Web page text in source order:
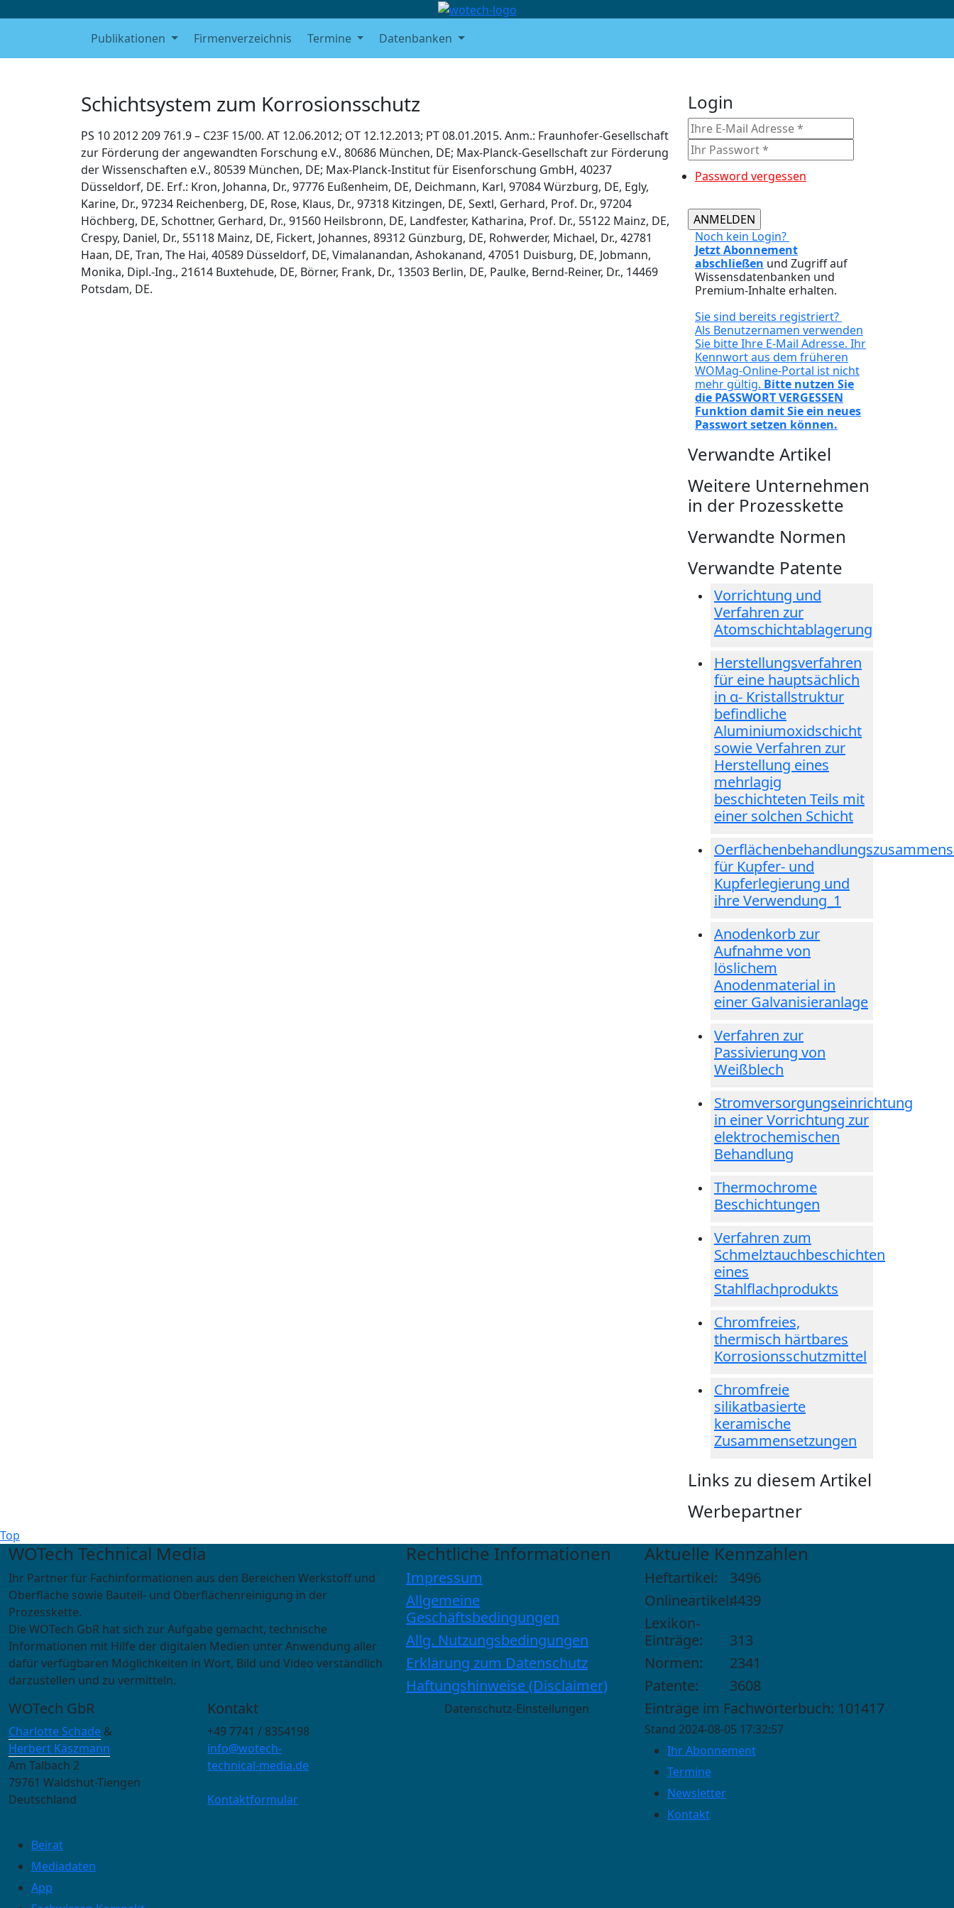
Publikationen Firmenverzeichnis Termine Datenbanken
Schichtsystem zum Korrosionsschutz
PS 10 2012 209 761.9 – C23F 15/00. AT 12.06.2012; OT 12.12.2013; PT 08.01.2015. Anm.: Fraunhofer-Gesellschaft
zur Förderung der angewandten Forschung e.V., 80686 München, DE; Max-Planck-Gesellschaft zur Förderung
der Wissenschaften e.V., 80539 München, DE; Max-Planck-Institut für Eisenforschung GmbH, 40237
Düsseldorf, DE. Erf.: Kron, Johanna, Dr., 97776 Eußenheim, DE, Deichmann, Karl, 97084 Würzburg, DE, Egly,
Karine, Dr., 97234 Reichenberg, DE, Rose, Klaus, Dr., 97318 Kitzingen, DE, Sextl, Gerhard, Prof. Dr., 97204
Höchberg, DE, Schottner, Gerhard, Dr., 91560 Heilsbronn, DE, Landfester, Katharina, Prof. Dr., 55122 Mainz, DE,
Crespy, Daniel, Dr., 55118 Mainz, DE, Fickert, Johannes, 89312 Günzburg, DE, Rohwerder, Michael, Dr., 42781
Haan, DE, Tran, The Hai, 40589 Düsseldorf, DE, Vimalanandan, Ashokanand, 47051 Duisburg, DE, Jobmann,
Monika, Dipl.-Ing., 21614 Buxtehude, DE, Börner, Frank, Dr., 13503 Berlin, DE, Paulke, Bernd-Reiner, Dr., 14469
Potsdam, DE.
Login
Password vergessen
Noch kein Login?
Jetzt Abonnement
abschließen
Wissensdatenbanken und
Premium-Inhalte erhalten.
Sie sind bereits registriert?
Als Benutzernamen verwenden
Sie bitte Ihre E-Mail Adresse. Ihr
Kennwort aus dem früheren
WOMag-Online-Portal ist nicht
mehr gültig. Bitte nutzen Sie
die PASSWORT VERGESSEN
Funktion damit Sie ein neues
Passwort setzen können.
Verwandte Artikel
Weitere Unternehmen
in der Prozesskette
Verwandte Normen
Verwandte Patente
Vorrichtung und
Verfahren zur
Atomschichtablagerung
Herstellungsverfahren
für eine hauptsächlich
in α- Kristallstruktur
befindliche
Aluminiumoxidschicht
sowie Verfahren zur
Herstellung eines
mehrlagig
beschichteten Teils mit
einer solchen Schicht
für Kupfer- und
Kupferlegierung und
ihre Verwendung_1
Anodenkorb zur
Aufnahme von
löslichem
Anodenmaterial in
einer Galvanisieranlage
Verfahren zur
Passivierung von
Weißblech
Stromversorgungseinrichtung
in einer Vorrichtung zur
elektrochemischen
Behandlung
Thermochrome
Beschichtungen
Verfahren zum
Schmelztauchbeschichten
eines
Stahlflachprodukts
Chromfreies,
thermisch härtbares
Korrosionsschutzmittel
Chromfreie
silikatbasierte
keramische
Zusammensetzungen
Links zu diesem Artikel
Werbepartner
Top
WOTech Technical Media
Ihr Partner für Fachinformationen aus den Bereichen Werkstoff und
Oberfläche sowie Bauteil- und Oberflächenreinigung in der
Prozesskette.
Die WOTech GbR hat sich zur Aufgabe gemacht, technische
Informationen mit Hilfe der digitalen Medien unter Anwendung aller
dafür verfügbaren Möglichkeiten in Wort, Bild und Video verständlich
darzustellen und zu vermitteln.
WOTech GbR
Charlotte Schade &
Herbert Käszmann
Am Talbach 2
79761 Waldshut-Tiengen
Deutschland
Kontakt
+49 7741 / 8354198
info@wotech-
technical-media.de
Kontaktformular
Rechtliche Informationen
Impressum
Allgemeine
Geschäftsbedingungen
Allg. Nutzungsbedingungen
Erklärung zum Datenschutz
Haftungshinweise (Disclaimer)
Datenschutz-Einstellungen
Aktuelle Kennzahlen
Heftartikel:
3496
Onlineartikel:4439
Lexikon-
Einträge:
313
Normen:
2341
Patente:
3608
Einträge im Fachwörterbuch: 101417
Stand 2024-08-05 17:32:57
Ihr Abonnement
Termine
Newsletter
Kontakt
Beirat
Mediadaten
App